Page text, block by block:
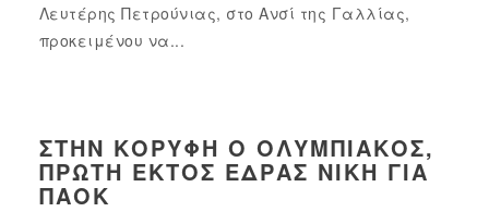
Λευτέρης Πετρούνιας, στο Ανσί της Γαλλίας,
προκειμένου να...
ΣΤΗΝ ΚΟΡΥΦΉ Ο ΟΛΥΜΠΙΑΚΌΣ,
ΠΡΏΤΗ ΕΚΤΌΣ ΈΔΡΑΣ ΝΊΚΗ ΓΙΑ
ΠΑΟΚ